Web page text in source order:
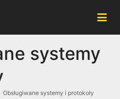
systemy
Obsługiwane systemy i protokoły